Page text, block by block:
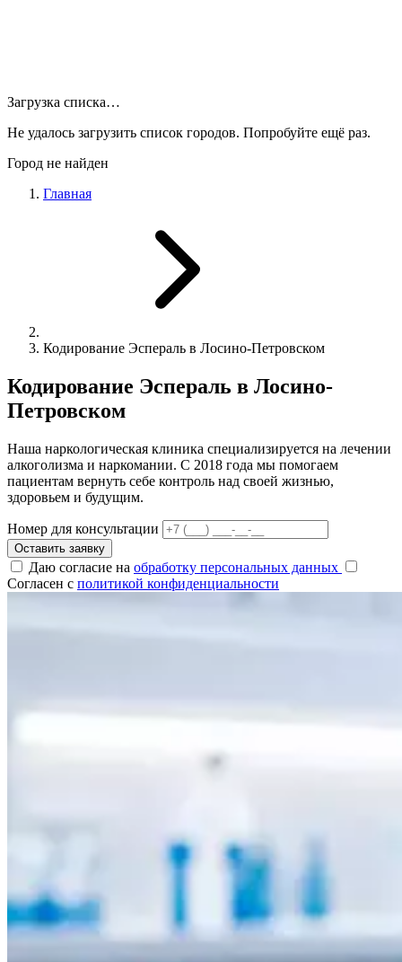
Загрузка списка…
Не удалось загрузить список городов. Попробуйте ещё раз.
Город не найден
Главная
Кодирование Эспераль в Лосино-Петровском
Кодирование Эспераль в Лосино-
Петровском
Наша наркологическая клиника специализируется на лечении
алкоголизма и наркомании. С 2018 года мы помогаем
пациентам вернуть себе контроль над своей жизнью,
здоровьем и будущим.
Номер для консультации
Оставить заявку
Даю согласие на обработку персональных данных
Согласен с политикой конфиденциальности